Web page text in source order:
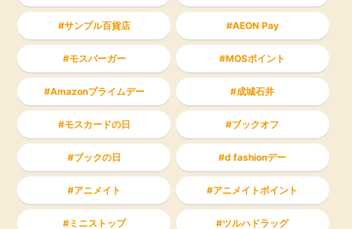
サンプル百貨店 AEON Pay
モスバーガー MOSポイント
Amazonプライムデー 成城石井
モスカードの日 ブックオフ
ブックの日 d fashionデー
アニメイト アニメイトポイント
ミニストップ ツルハドラッグ